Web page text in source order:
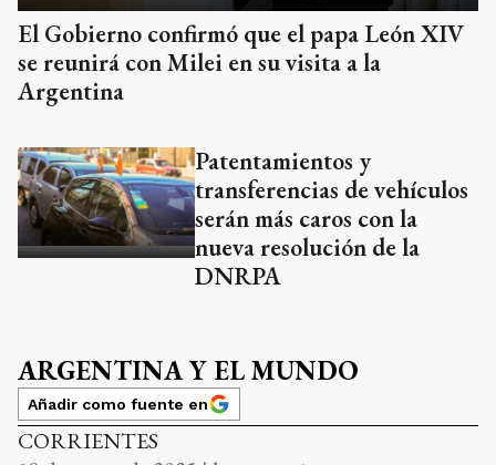
El Gobierno confirmó que el papa León XIV
se reunirá con Milei en su visita a la
Argentina
Patentamientos y
transferencias de vehículos
serán más caros con la
nueva resolución de la
DNRPA
ARGENTINA Y EL MUNDO
Añadir como fuente en
CORRIENTES